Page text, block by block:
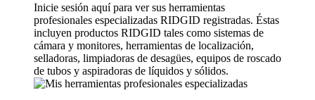
Inicie sesión aquí para ver sus herramientas
profesionales especializadas RIDGID registradas. Éstas
incluyen productos RIDGID tales como sistemas de
cámara y monitores, herramientas de localización,
selladoras, limpiadoras de desagües, equipos de roscado
de tubos y aspiradoras de líquidos y sólidos.